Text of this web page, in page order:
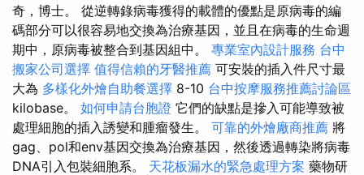
奇，博士。 從逆轉錄病毒獲得的載體的優點是原病毒的編
碼部分可以很容易地交換為治療基因，並且在病毒的生命週
期中，原病毒被整合到基因組中。 專業室內設計服務 台中
搬家公司選擇 值得信賴的牙醫推薦 可安裝的插入件尺寸最
大為 多樣化外燴自助餐選擇 8-10 台中按摩服務推薦討論區
kilobase。 如何申請台胞證 它們的缺點是摻入可能導致被
處理細胞的插入誘變和腫瘤發生。 可靠的外燴廠商推薦 將
gag、pol和env基因交換為治療基因，然後透過轉染將病毒
DNA引入包裝細胞系。 天花板漏水的緊急處理方案 藥物研